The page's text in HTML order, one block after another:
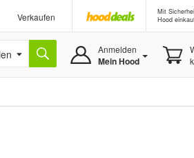
Verkaufen
Mit
Hood
Anmelden
Mein Hood